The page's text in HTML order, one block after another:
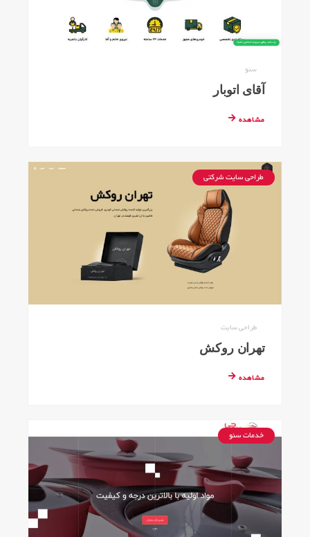
سئو
آقای اتوبار
مشاهده
طراحی سایت شرکتی
طراحی سایت
تهران روکش
مشاهده
خدمات سئو